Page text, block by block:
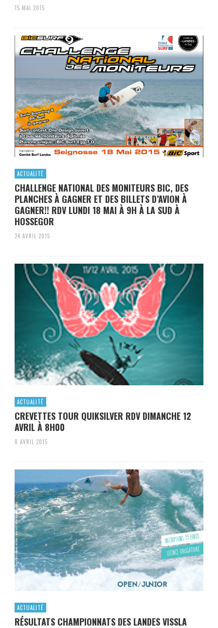
15 MAI 2015
ACTUALITÉ
CHALLENGE NATIONAL DES MONITEURS BIC, DES
PLANCHES À GAGNER ET DES BILLETS D’AVION À
GAGNER!! RDV LUNDI 18 MAI À 9H À LA SUD À
HOSSEGOR
24 AVRIL 2015
ACTUALITÉ
CREVETTES TOUR QUIKSILVER RDV DIMANCHE 12
AVRIL À 8H00
8 AVRIL 2015
ACTUALITÉ
RÉSULTATS CHAMPIONNATS DES LANDES VISSLA